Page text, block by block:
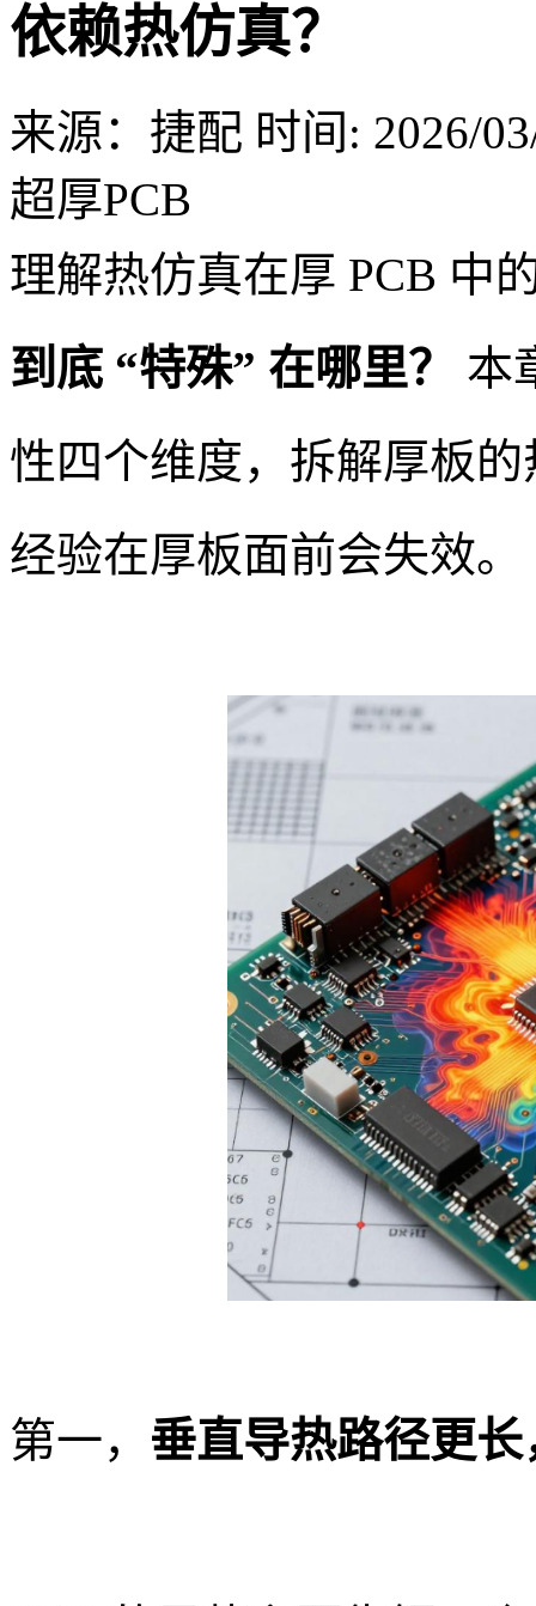
依赖热仿真？
来源：捷配 时间: 2026/
超厚PCB
理解热仿真在厚 PCB 中
到底 “特殊” 在哪里？
本
性四个维度，拆解厚板
经验在厚板面前会失效。
第一， 垂直导热路径更